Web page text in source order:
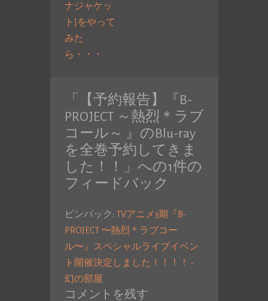
ナジャケッ
ト]をやって
みた
ら・・・
投
稿:
「
【予約報告】『B-
PROJECT ～熱烈＊ラブ
コール～ 』のBlu-ray
を全巻予約してきま
した！！
」への1件の
フィードバック
ピンバック: TVアニメ3期『B-
PROJECT 〜熱烈＊ラブコー
ル〜』スペシャルライブイベン
ト開催決定しました！！！！ -
幻の部屋
コメントを残す